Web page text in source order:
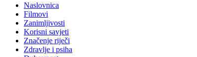
Naslovnica
Filmovi
Zanimljivosti
Korisni savjeti
Značenje riječi
Zdravlje i psiha